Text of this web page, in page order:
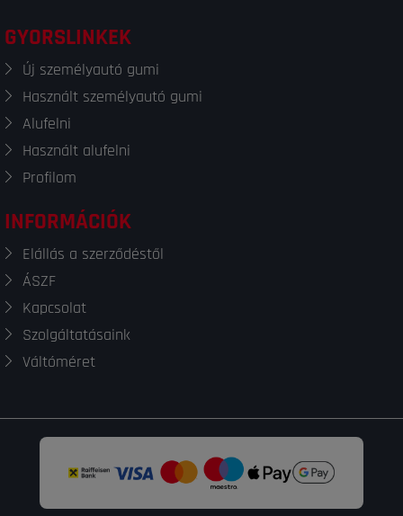
GYORSLINKEK
Új személyautó gumi
Használt személyautó gumi
Alufelni
Használt alufelni
Profilom
INFORMÁCIÓK
Elállás a szerződéstől
ÁSZF
Kapcsolat
Szolgáltatásaink
Váltóméret